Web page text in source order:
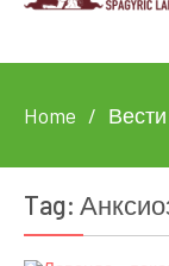
Home Вести
Tag: